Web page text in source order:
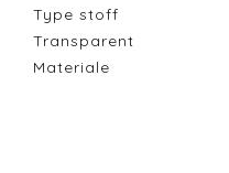
Type stoff
Transparent
Materiale